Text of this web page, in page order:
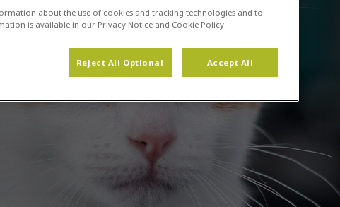
about the use of cookies and tracking technologies and to
is available in our Privacy Notice and Cookie Policy.
Reject All Optional Accept All